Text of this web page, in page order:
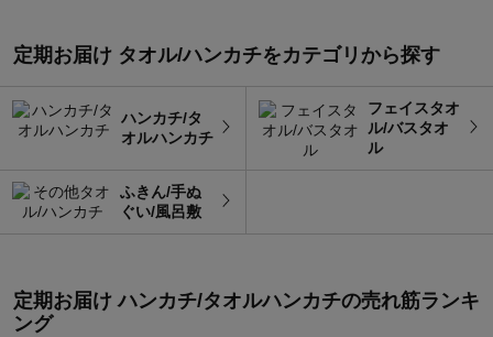
定期お届け タオル/ハンカチをカテゴリから探す
ハンカチ/タ
オルハンカチ
フェイスタオ
ル/バスタオ
ル
ふきん/手ぬ
ぐい/風呂敷
定期お届け ハンカチ/タオルハンカチの売れ筋ランキ
ング